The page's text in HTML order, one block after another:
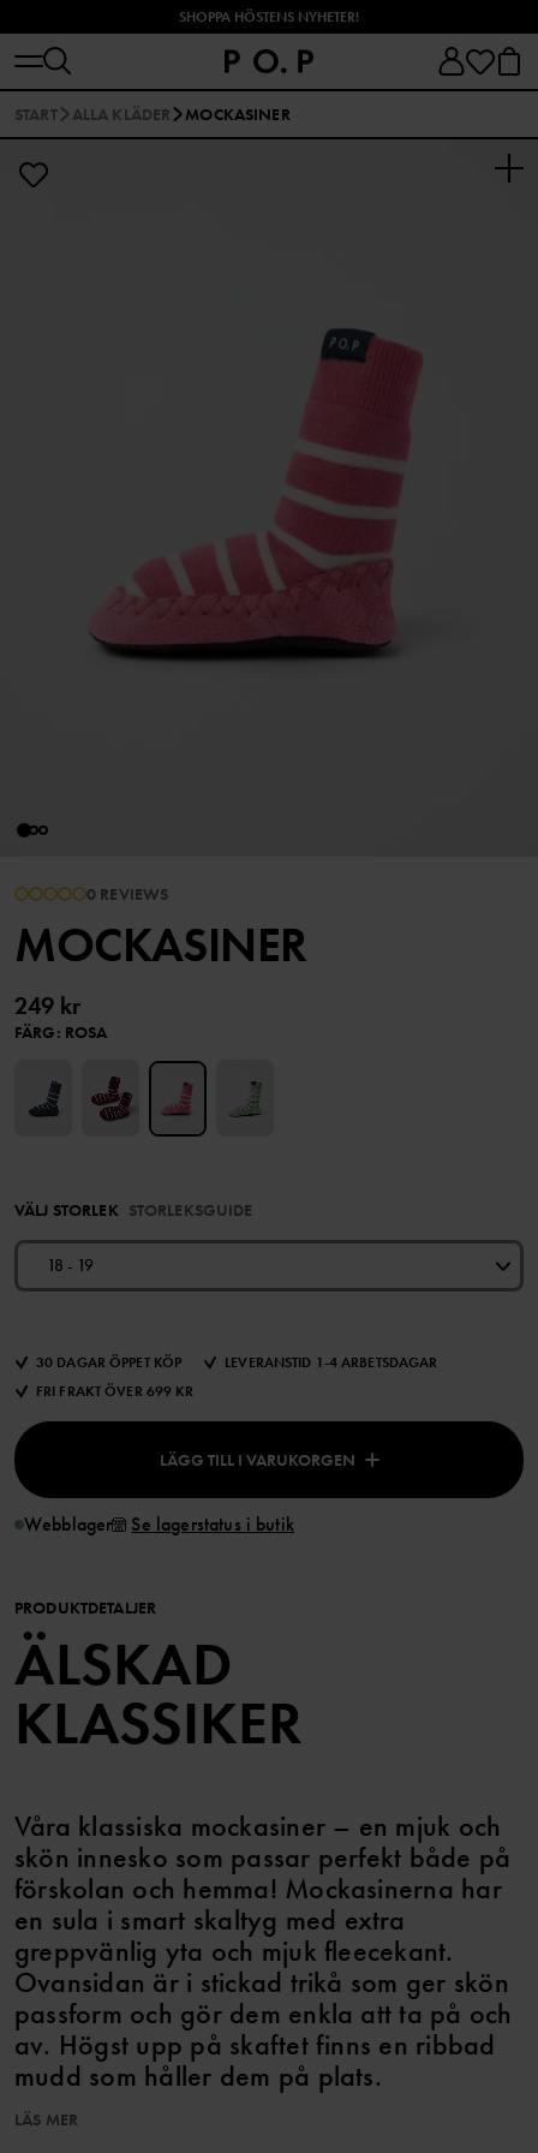
SHOPPA HÖSTENS NYHETER!
START ALLA KLÄDER MOCKASINER
0 REVIEWS
MOCKASINER
249 kr
FÄRG: ROSA
VÄLJ STORLEK STORLEKSGUIDE
18 - 19
30 DAGAR ÖPPET KÖP
LEVERANSTID 1-4 ARBETSDAGAR
FRI FRAKT ÖVER 699 KR
LÄGG TILL I VARUKORGEN
Webblager Se lagerstatus i butik
PRODUKTDETALJER
ÄLSKAD
KLASSIKER
Våra klassiska mockasiner – en mjuk och
skön innesko som passar perfekt både på
förskolan och hemma! Mockasinerna har
en sula i smart skaltyg med extra
greppvänlig yta och mjuk fleecekant.
Ovansidan är i stickad trikå som ger skön
passform och gör dem enkla att ta på och
av. Högst upp på skaftet finns en ribbad
mudd som håller dem på plats.
Artikelnummer
LÄS MER